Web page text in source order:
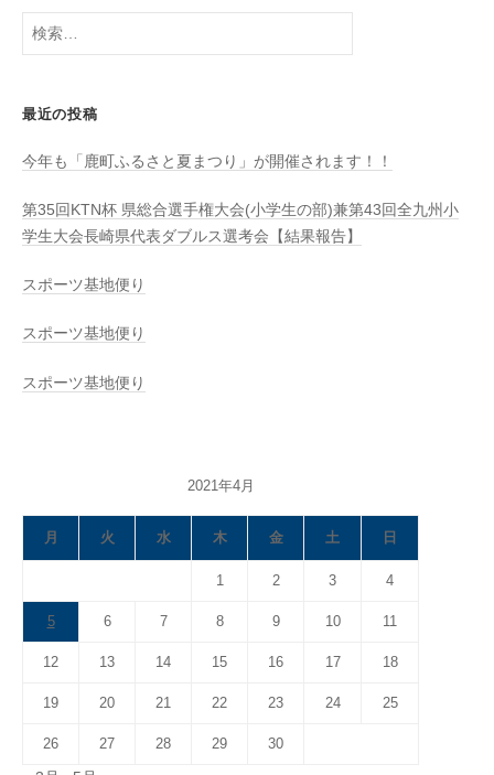
検
索:
最近の投稿
今年も「鹿町ふるさと夏まつり」が開催されます！！
第35回KTN杯 県総合選手権大会(小学生の部)兼第43回全九州小
学生大会長崎県代表ダブルス選考会【結果報告】
スポーツ基地便り
スポーツ基地便り
スポーツ基地便り
2021年4月
月 火 水 木 金 土 日
1 2 3 4
5 6 7 8 9 10 11
12 13 14 15 16 17 18
19 20 21 22 23 24 25
26 27 28 29 30